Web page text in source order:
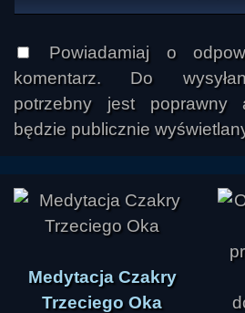
Powiadamiaj o
komentarz. Do
potrzebny jest poprawny
będzie publicznie
Medytacja Czakry
Trzeciego Oka